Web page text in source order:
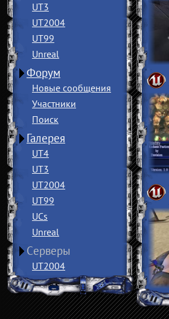
UT3
UT2004
UT99
Unreal
Форум
Новые сообщения
Участники
Поиск
Галерея
UT4
UT3
UT2004
UT99
UCs
Unreal
Серверы
UT2004